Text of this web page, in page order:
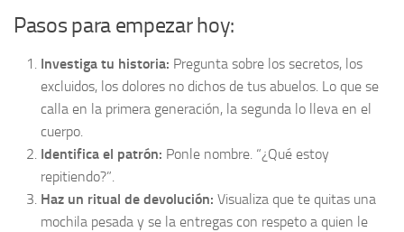
Pasos para empezar hoy:
Investiga tu historia: Pregunta sobre los secretos, los
excluidos, los dolores no dichos de tus abuelos. Lo que se
calla en la primera generación, la segunda lo lleva en el
cuerpo.
Identifica el patrón: Ponle nombre. “¿Qué estoy
repitiendo?”.
Haz un ritual de devolución: Visualiza que te quitas una
mochila pesada y se la entregas con respeto a quien le